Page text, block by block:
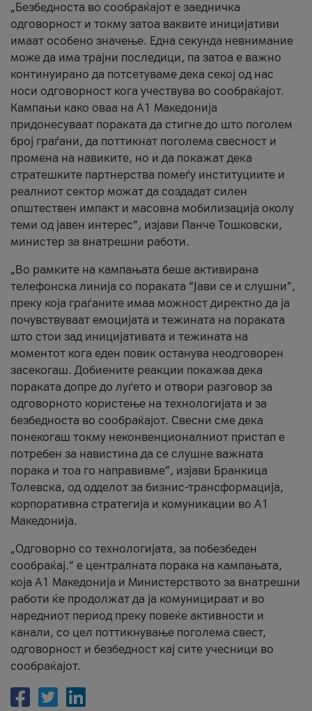
„Безбедноста во сообраќајот е заедничка
одговорност и токму затоа ваквите иницијативи
имаат особено значење. Една секунда невнимание
може да има трајни последици, па затоа е важно
континуирано да потсетуваме дека секој од нас
носи одговорност кога учествува во сообраќајот.
Кампањи како оваа на A1 Македонија
придонесуваат пораката да стигне до што поголем
број граѓани, да поттикнат поголема свесност и
промена на навиките, но и да покажат дека
стратешките партнерства помеѓу институциите и
реалниот сектор можат да создадат силен
општествен импакт и масовна мобилизација околу
теми од јавен интерес“, изјави Панче Тошковски,
министер за внатрешни работи.
„Во рамките на кампањата беше активирана
телефонска линија со пораката “Јави се и слушни”,
преку која граѓаните имаа можност директно да ја
почувствуваат емоцијата и тежината на пораката
што стои зад иницијативата и тежината на
моментот кога еден повик останува неодговорен
засекогаш. Добиените реакции покажаа дека
пораката допре до луѓето и отвори разговор за
одговорното користење на технологијата и за
безбедноста во сообраќајот. Свесни сме дека
понекогаш токму неконвенционалниот пристап е
потребен за навистина да се слушне важната
порака и тоа го направивме”, изјави Бранкица
Толевска, од одделот за бизнис-трансформација,
корпоративна стратегија и комуникации во А1
Македонија.
„Одговорно со технологијата, за побезбеден
сообраќај.“ е централната порака на кампањата,
која A1 Македонија и Министерството за внатрешни
работи ќе продолжат да ја комуницираат и во
наредниот период преку повеќе активности и
канали, со цел поттикнување поголема свест,
одговорност и безбедност кај сите учесници во
сообраќајот.